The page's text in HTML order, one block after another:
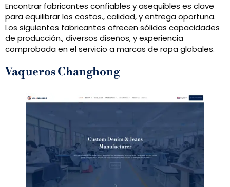
Encontrar fabricantes confiables y asequibles es clave
para equilibrar los costos., calidad, y entrega oportuna.
Los siguientes fabricantes ofrecen sólidas capacidades
de producción., diversos diseños, y experiencia
comprobada en el servicio a marcas de ropa globales.
Vaqueros Changhong